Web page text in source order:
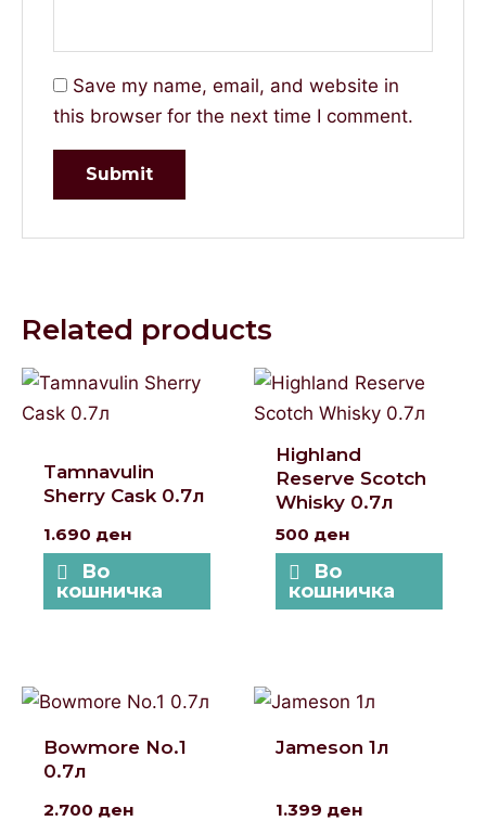
Save my name, email, and website in
this browser for the next time I comment.
Related products
Tamnavulin
Sherry Cask 0.7л
1.690 ден
Во
кошничка
Highland
Reserve Scotch
Whisky 0.7л
500 ден
Во
кошничка
Bowmore No.1
0.7л
2.700 ден
Jameson 1л
1.399 ден